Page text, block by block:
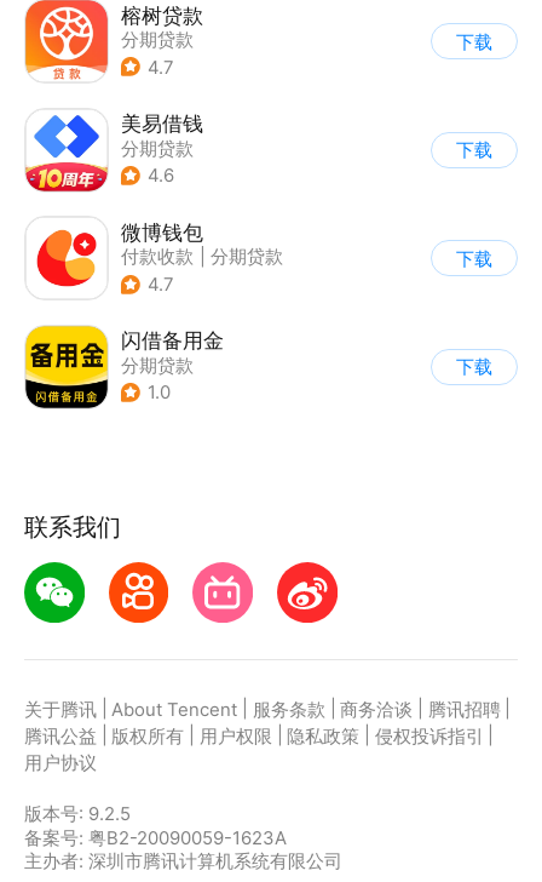
榕树贷款
分期贷款
4.7
下载
美易借钱
分期贷款
4.6
下载
微博钱包
付款收款
分期贷款
4.7
下载
闪借备用金
分期贷款
1.0
下载
联系我们
关于腾讯 About Tencent 服务条款 商务洽谈 腾讯招聘
腾讯公益
版权所有 用户权限 隐私政策 侵权投诉指引
用户协议
版本号: 9.2.5
备案号: 粤B2-20090059-1623A
主办者: 深圳市腾讯计算机系统有限公司